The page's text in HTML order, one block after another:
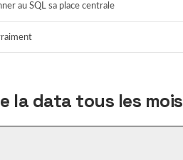
au SQL sa place centrale
la data tous les mois